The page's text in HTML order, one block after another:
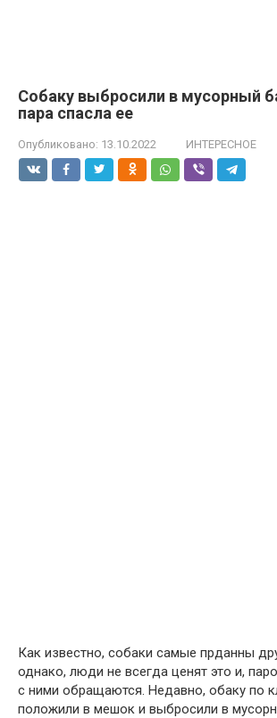
Собаку выбросили в мусорный
пара спасла ее
Опубликовано: 13.10.2022 ИНТЕРЕСНОЕ
Как известно, собаки самые прданны
однако, люди не всегда ценят это и,
с ними обращаются. Недавно, обаку по
положили в мешок и выбросили в